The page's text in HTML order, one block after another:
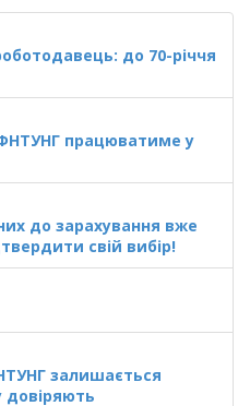
до 70-річчя
працюватиме у
до зарахування вже
свій вибір!
залишається
довіряють